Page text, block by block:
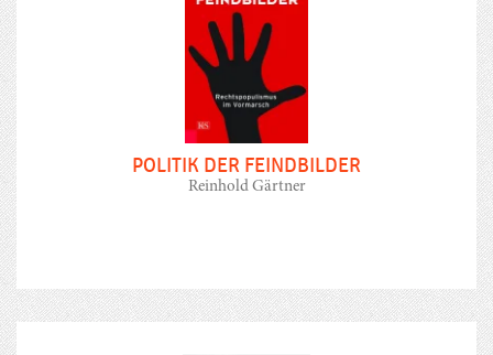
POLITIK DER FEINDBILDER
Reinhold Gärtner